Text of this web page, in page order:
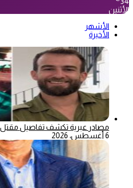
الأثنين
الأشهر
الأخيرة
مصادر عبرية تكشف تفاصيل مقتل
6 أغسطس، 2026